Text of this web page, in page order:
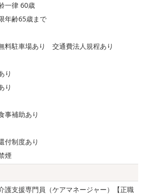
一律 60歳
年齢65歳まで
料駐車場あり 交通費法人規程あり
り
り
事補助あり
付制度あり
煙
護支援専門員（ケアマネージャー）【正職